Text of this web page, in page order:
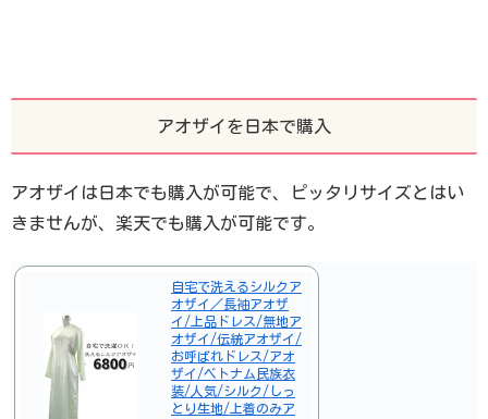
アオザイを日本で購入
アオザイは日本でも購入が可能で、ピッタリサイズとはい
きませんが、楽天でも購入が可能です。
自宅で洗えるシルクア
オザイ／長袖アオザ
イ/上品ドレス/無地ア
オザイ/伝統アオザイ/
お呼ばれドレス/アオ
ザイ/ベトナム民族衣
装/人気/シルク/しっ
とり生地/上着のみア